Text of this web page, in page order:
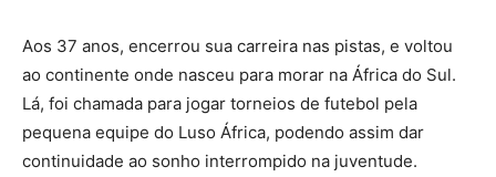
Aos 37 anos, encerrou sua carreira nas pistas, e voltou
ao continente onde nasceu para morar na África do Sul.
Lá, foi chamada para jogar torneios de futebol pela
pequena equipe do Luso África, podendo assim dar
continuidade ao sonho interrompido na juventude.